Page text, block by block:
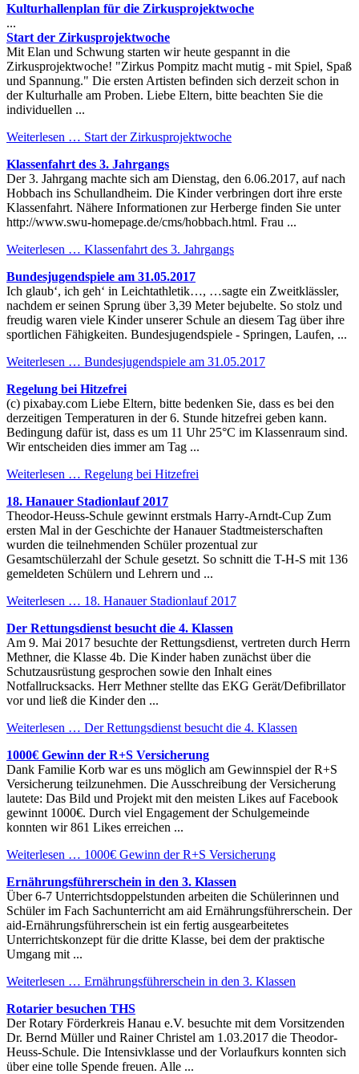
Kulturhallenplan für die Zirkusprojektwoche
...
Start der Zirkusprojektwoche
Mit Elan und Schwung starten wir heute gespannt in die
Zirkusprojektwoche! "Zirkus Pompitz macht mutig - mit Spiel, Spaß
und Spannung." Die ersten Artisten befinden sich derzeit schon in
der Kulturhalle am Proben. Liebe Eltern, bitte beachten Sie die
individuellen ...
Weiterlesen … Start der Zirkusprojektwoche
Klassenfahrt des 3. Jahrgangs
Der 3. Jahrgang machte sich am Dienstag, den 6.06.2017, auf nach
Hobbach ins Schullandheim. Die Kinder verbringen dort ihre erste
Klassenfahrt. Nähere Informationen zur Herberge finden Sie unter
http://www.swu-homepage.de/cms/hobbach.html. Frau ...
Weiterlesen … Klassenfahrt des 3. Jahrgangs
Bundesjugendspiele am 31.05.2017
Ich glaub‘, ich geh‘ in Leichtathletik…, …sagte ein Zweitklässler,
nachdem er seinen Sprung über 3,39 Meter bejubelte. So stolz und
freudig waren viele Kinder unserer Schule an diesem Tag über ihre
sportlichen Fähigkeiten. Bundesjugendspiele - Springen, Laufen, ...
Weiterlesen … Bundesjugendspiele am 31.05.2017
Regelung bei Hitzefrei
(c) pixabay.com Liebe Eltern, bitte bedenken Sie, dass es bei den
derzeitigen Temperaturen in der 6. Stunde hitzefrei geben kann.
Bedingung dafür ist, dass es um 11 Uhr 25°C im Klassenraum sind.
Wir entscheiden dies immer am Tag ...
Weiterlesen … Regelung bei Hitzefrei
18. Hanauer Stadionlauf 2017
Theodor-Heuss-Schule gewinnt erstmals Harry-Arndt-Cup Zum
ersten Mal in der Geschichte der Hanauer Stadtmeisterschaften
wurden die teilnehmenden Schüler prozentual zur
Gesamtschülerzahl der Schule gesetzt. So schnitt die T-H-S mit 136
gemeldeten Schülern und Lehrern und ...
Weiterlesen … 18. Hanauer Stadionlauf 2017
Der Rettungsdienst besucht die 4. Klassen
Am 9. Mai 2017 besuchte der Rettungsdienst, vertreten durch Herrn
Methner, die Klasse 4b. Die Kinder haben zunächst über die
Schutzausrüstung gesprochen sowie den Inhalt eines
Notfallrucksacks. Herr Methner stellte das EKG Gerät/Defibrillator
vor und ließ die Kinder den ...
Weiterlesen … Der Rettungsdienst besucht die 4. Klassen
1000€ Gewinn der R+S Versicherung
Dank Familie Korb war es uns möglich am Gewinnspiel der R+S
Versicherung teilzunehmen. Die Ausschreibung der Versicherung
lautete: Das Bild und Projekt mit den meisten Likes auf Facebook
gewinnt 1000€. Durch viel Engagement der Schulgemeinde
konnten wir 861 Likes erreichen ...
Weiterlesen … 1000€ Gewinn der R+S Versicherung
Ernährungsführerschein in den 3. Klassen
Über 6-7 Unterrichtsdoppelstunden arbeiten die Schülerinnen und
Schüler im Fach Sachunterricht am aid Ernährungsführerschein. Der
aid-Ernährungsführerschein ist ein fertig ausgearbeitetes
Unterrichtskonzept für die dritte Klasse, bei dem der praktische
Umgang mit ...
Weiterlesen … Ernährungsführerschein in den 3. Klassen
Rotarier besuchen THS
Der Rotary Förderkreis Hanau e.V. besuchte mit dem Vorsitzenden
Dr. Bernd Müller und Rainer Christel am 1.03.2017 die Theodor-
Heuss-Schule. Die Intensivklasse und der Vorlaufkurs konnten sich
über eine tolle Spende freuen. Alle ...